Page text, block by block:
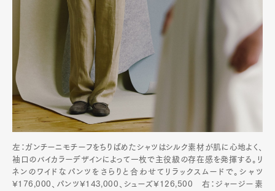
左：ガンチーニモチーフをちりばめたシャツはシルク素材が肌に心地よく、
袖口のバイカラーデザインによって一枚で主役級の存在感を発揮する。リ
ネンのワイドなパンツをさらりと合わせてリラックスムードで。シャツ
¥176,000、パンツ¥143,000、シューズ¥126,500 右：ジャージー素